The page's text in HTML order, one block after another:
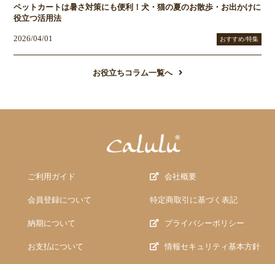
ペットカートは暑さ対策にも便利！犬・猫の夏のお散歩・お出かけに
役立つ活用法
2026/04/01 おすすめ/特集
お役立ちコラム一覧へ
ご利用ガイド
会員登録について
納期について
お支払について
会社概要
特定商取引に基づく表記
プライバシーポリシー
情報セキュリティ基本方針